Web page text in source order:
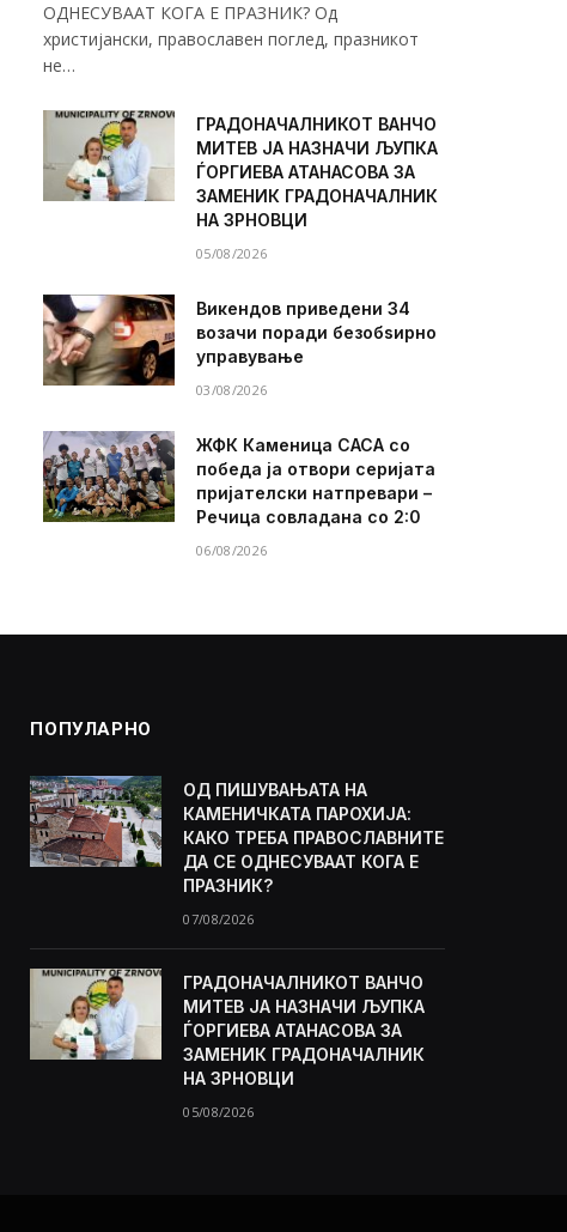
ОДНЕСУВААТ КОГА Е ПРАЗНИК? Од
христијански, православен поглед, празникот
не…
ГРАДОНАЧАЛНИКОТ ВАНЧО
МИТЕВ ЈА НАЗНАЧИ ЉУПКА
ЃОРГИЕВА АТАНАСОВА ЗА
ЗАМЕНИК ГРАДОНАЧАЛНИК
НА ЗРНОВЦИ
05/08/2026
Викендов приведени 34
возачи поради безобѕирно
управување
03/08/2026
ЖФК Каменица САСА со
победа ја отвори серијата
пријателски натпревари –
Речица совладана со 2:0
06/08/2026
ПОПУЛАРНО
ОД ПИШУВАЊАТА НА
КАМЕНИЧКАТА ПАРОХИЈА:
КАКО ТРЕБА ПРАВОСЛАВНИТЕ
ДА СЕ ОДНЕСУВААТ КОГА Е
ПРАЗНИК?
07/08/2026
ГРАДОНАЧАЛНИКОТ ВАНЧО
МИТЕВ ЈА НАЗНАЧИ ЉУПКА
ЃОРГИЕВА АТАНАСОВА ЗА
ЗАМЕНИК ГРАДОНАЧАЛНИК
НА ЗРНОВЦИ
05/08/2026